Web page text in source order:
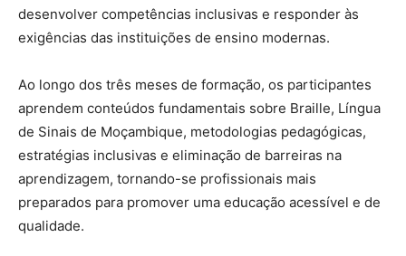
desenvolver competências inclusivas e responder às
exigências das instituições de ensino modernas.
Ao longo dos três meses de formação, os participantes
aprendem conteúdos fundamentais sobre Braille, Língua
de Sinais de Moçambique, metodologias pedagógicas,
estratégias inclusivas e eliminação de barreiras na
aprendizagem, tornando-se profissionais mais
preparados para promover uma educação acessível e de
qualidade.